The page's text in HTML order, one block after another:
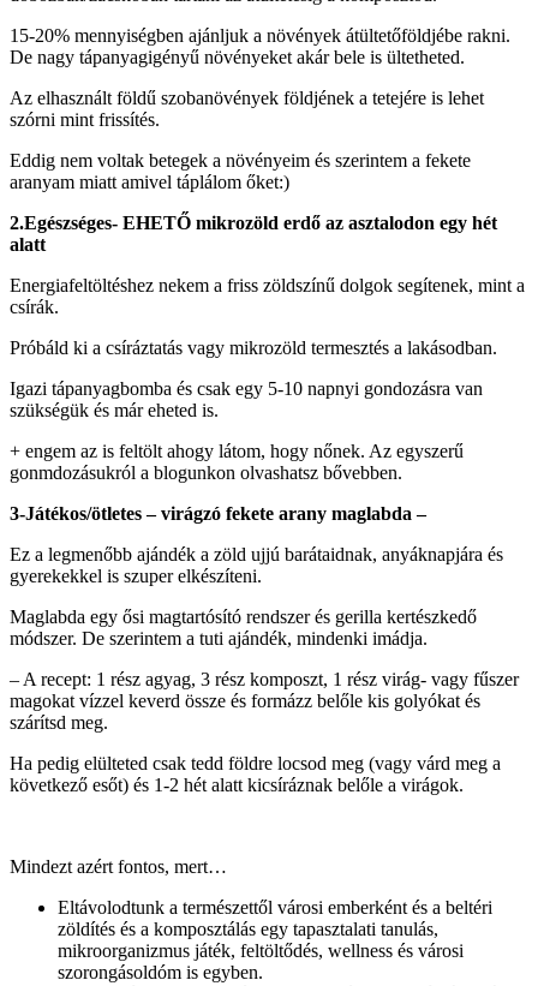
15-20% mennyiségben ajánljuk a növények átültetőföldjébe rakni.
De nagy tápanyagigényű növényeket akár bele is ültetheted.
Az elhasznált földű szobanövények földjének a tetejére is lehet
szórni mint frissítés.
Eddig nem voltak betegek a növényeim és szerintem a fekete
aranyam miatt amivel táplálom őket:)
2.Egészséges- EHETŐ mikrozöld erdő az asztalodon egy hét
alatt
Energiafeltöltéshez nekem a friss zöldszínű dolgok segítenek, mint a
csírák.
Próbáld ki a csíráztatás vagy mikrozöld termesztés a lakásodban.
Igazi tápanyagbomba és csak egy 5-10 napnyi gondozásra van
szükségük és már eheted is.
+ engem az is feltölt ahogy látom, hogy nőnek. Az egyszerű
gonmdozásukról a blogunkon olvashatsz bővebben.
3-Játékos/ötletes – virágzó fekete arany maglabda –
Ez a legmenőbb ajándék a zöld ujjú barátaidnak, anyáknapjára és
gyerekekkel is szuper elkészíteni.
Maglabda egy ősi magtartósító rendszer és gerilla kertészkedő
módszer. De szerintem a tuti ajándék, mindenki imádja.
– A recept: 1 rész agyag, 3 rész komposzt, 1 rész virág- vagy fűszer
magokat vízzel keverd össze és formázz belőle kis golyókat és
szárítsd meg.
Ha pedig elülteted csak tedd földre locsod meg (vagy várd meg a
következő esőt) és 1-2 hét alatt kicsíráznak belőle a virágok.
Mindezt azért fontos, mert…
Eltávolodtunk a természettől városi emberként és a beltéri
zöldítés és a komposztálás egy tapasztalati tanulás,
mikroorganizmus játék, feltöltődés, wellness és városi
szorongásoldóm is egyben.